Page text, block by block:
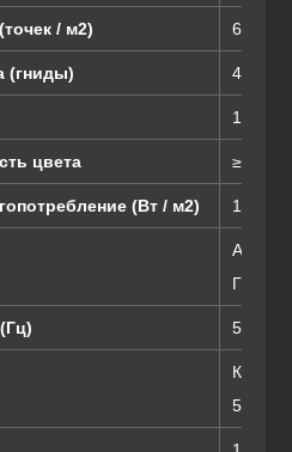
/ м2) 65536
(гниды) 4000-
140/
цвета ≥ 97%
(Вт / м2) 1000
AC90 ~
Гц)
50 и 60
5Scan